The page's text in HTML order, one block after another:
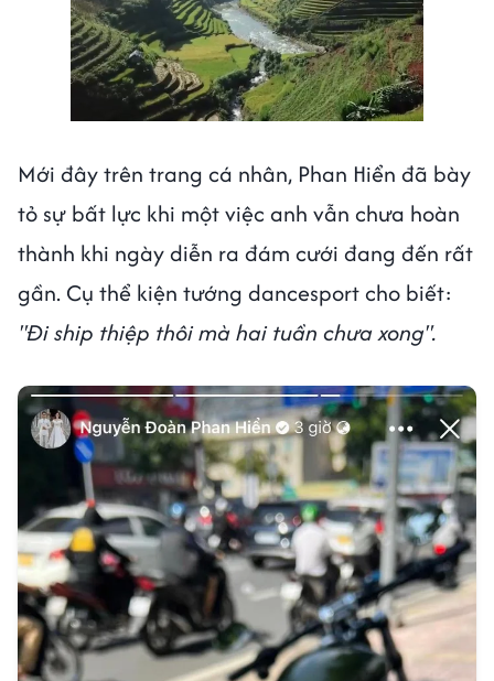
Mới đây trên trang cá nhân, Phan Hiển đã bày
tỏ sự bất lực khi một việc anh vẫn chưa hoàn
thành khi ngày diễn ra đám cưới đang đến rất
gần. Cụ thể kiện tướng dancesport cho biết:
"Đi ship thiệp thôi mà hai tuần chưa xong".